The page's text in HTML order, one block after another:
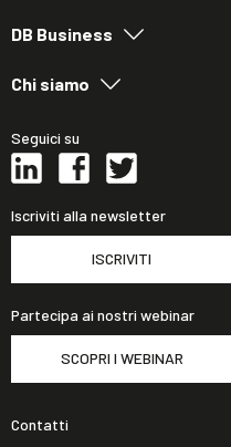
DB Business
Chi siamo
Seguici su
Iscriviti alla newsletter
ISCRIVITI
Partecipa ai nostri webinar
SCOPRI I WEBINAR
Contatti